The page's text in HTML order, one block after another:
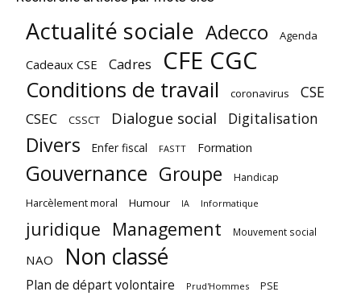
Actualité sociale Adecco Agenda
Cadeaux CSE Cadres CFE CGC
Conditions de travail coronavirus CSE
CSEC CSSCT Dialogue social Digitalisation
Divers Enfer fiscal FASTT Formation
Gouvernance Groupe Handicap
Harcèlement moral Humour IA Informatique
juridique Management Mouvement social
NAO Non classé
Plan de départ volontaire Prud'Hommes PSE